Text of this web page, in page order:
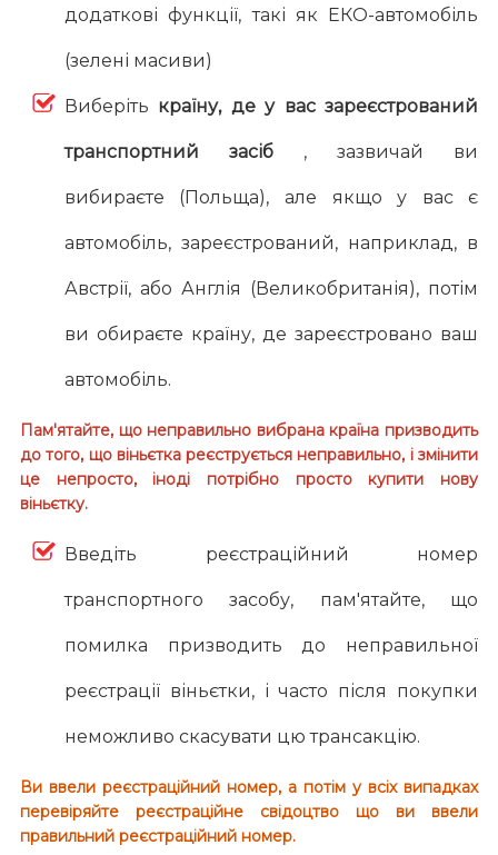
додаткові функції, такі як ЕКО-автомобіль
(зелені масиви)
Виберіть країну, де у вас зареєстрований
транспортний засіб , зазвичай ви
вибираєте (Польща), але якщо у вас є
автомобіль, зареєстрований, наприклад, в
Австрії, або Англія (Великобританія), потім
ви обираєте країну, де зареєстровано ваш
автомобіль.
Пам'ятайте, що неправильно вибрана країна призводить
до того, що віньєтка реєструється неправильно, і змінити
це непросто, іноді потрібно просто купити нову
віньєтку.
Введіть реєстраційний номер
транспортного засобу, пам'ятайте, що
помилка призводить до неправильної
реєстрації віньєтки, і часто після покупки
неможливо скасувати цю трансакцію.
Ви ввели реєстраційний номер, а потім у всіх випадках
перевіряйте реєстраційне свідоцтво що ви ввели
правильний реєстраційний номер.